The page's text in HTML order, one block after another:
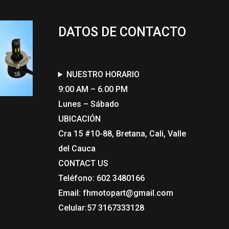
DATOS DE CONTACTO
NUESTRO HORARIO
9:00 AM – 6.00 PM
Lunes – Sábado
UBICACIÓN
Cra 15 #10-88, Bretana, Cali, Valle
del Cauca
CONTACT US​
Teléfono: 602 3480166
Email: fhmotopart@gmail.com
Celular:57 3167333128